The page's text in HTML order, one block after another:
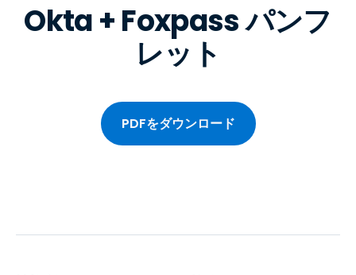
Okta + Foxpass パンフ
レット
PDFをダウンロード